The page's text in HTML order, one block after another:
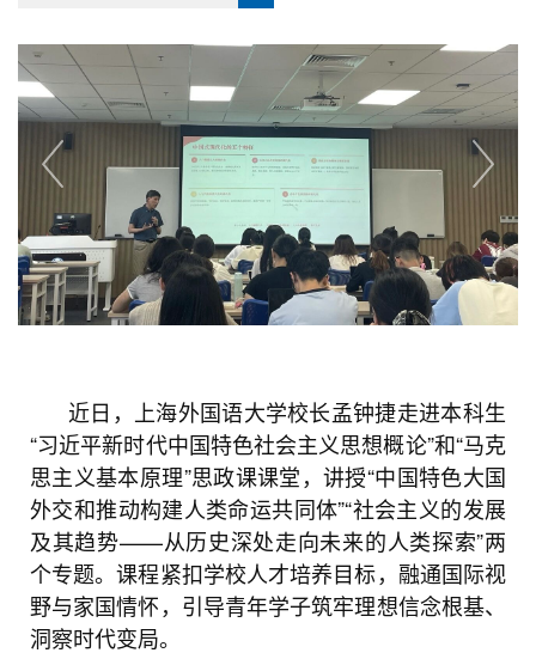
近日，上海外国语大学校长孟钟捷走进本科生
“习近平新时代中国特色社会主义思想概论”和“马克
思主义基本原理”思政课课堂，讲授“中国特色大国
外交和推动构建人类命运共同体”“社会主义的发展
及其趋势——从历史深处走向未来的人类探索”两
个专题。课程紧扣学校人才培养目标，融通国际视
野与家国情怀，引导青年学子筑牢理想信念根基、
洞察时代变局。